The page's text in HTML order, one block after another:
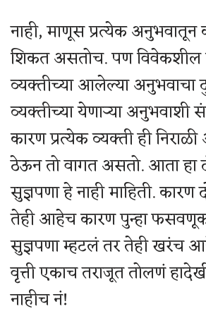
नाही, माणूस प्रत्येक अनुभवातून
शिकत असतोच. पण
व्यक्तीच्या आलेल्या अनुभवाचा
व्यक्तीच्या येणाऱ्या अनुभवाशी
कारण प्रत्येक व्यक्ती ही
ठेऊन तो वागत असतो. आता
सुज्ञपणा हे नाही माहिती.
तेही आहेच कारण पुन्हा
सुज्ञपणा म्हटलं तर तेही खरंच
वृत्ती एकाच तराजूत तोलणं
नाहीच नं!